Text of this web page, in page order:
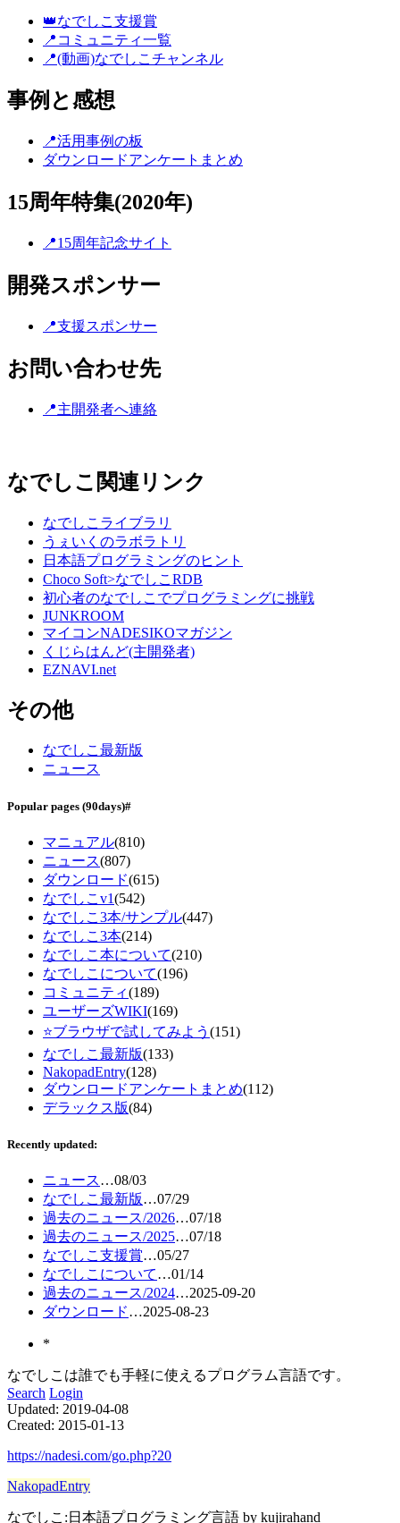
👑なでしこ支援賞
📍コミュニティ一覧
📍(動画)なでしこチャンネル
事例と感想
📍活用事例の板
ダウンロードアンケートまとめ
15周年特集(2020年)
📍15周年記念サイト
開発スポンサー
📍支援スポンサー
お問い合わせ先
📍主開発者へ連絡
なでしこ関連リンク
なでしこライブラリ
うぇいくのラボラトリ
日本語プログラミングのヒント
Choco Soft>なでしこRDB
初心者のなでしこでプログラミングに挑戦
JUNKROOM
マイコンNADESIKOマガジン
くじらはんど(主開発者)
EZNAVI.net
その他
なでしこ最新版
ニュース
Popular pages (90days)#
マニュアル(810)
ニュース(807)
ダウンロード(615)
なでしこv1(542)
なでしこ3本/サンプル(447)
なでしこ3本(214)
なでしこ本について(210)
なでしこについて(196)
コミュニティ(189)
ユーザーズWIKI(169)
⭐ブラウザで試してみよう (151)
なでしこ最新版(133)
NakopadEntry(128)
ダウンロードアンケートまとめ(112)
デラックス版(84)
Recently updated:
ニュース…08/03
なでしこ最新版…07/29
過去のニュース/2026…07/18
過去のニュース/2025…07/18
なでしこ支援賞…05/27
なでしこについて…01/14
過去のニュース/2024…2025-09-20
ダウンロード…2025-08-23
*
なでしこは誰でも手軽に使えるプログラム言語です。
Search Login
Updated: 2019-04-08
Created: 2015-01-13
https://nadesi.com/go.php?20
NakopadEntry
なでしこ:日本語プログラミング言語 by kujirahand